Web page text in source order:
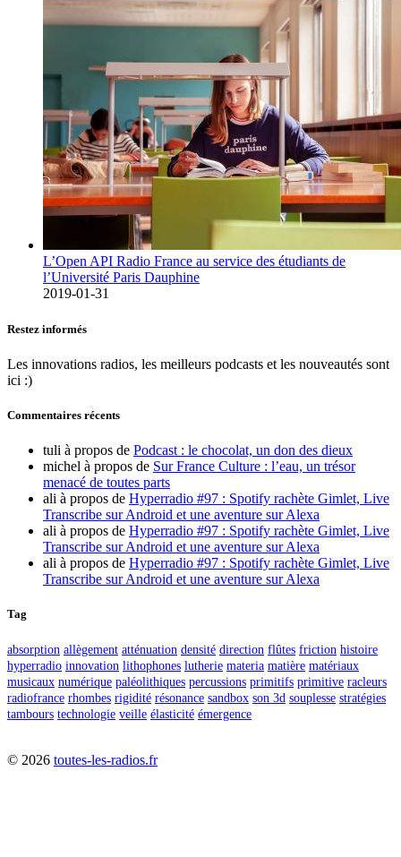
L’Open API Radio France au service des étudiants de
l’Université Paris Dauphine
2019-01-31
Restez informés
Les innovations radios, les meilleurs podcasts et les nouveautés sont
ici :)
Commentaires récents
tuli à propos de Podcast : le chocolat, un don des dieux
michel à propos de Sur France Culture : l’eau, un trésor
menacé de toutes parts
ali à propos de Hyperradio #97 : Spotify rachète Gimlet, Live
Transcribe sur Android et une aventure sur Alexa
ali à propos de Hyperradio #97 : Spotify rachète Gimlet, Live
Transcribe sur Android et une aventure sur Alexa
ali à propos de Hyperradio #97 : Spotify rachète Gimlet, Live
Transcribe sur Android et une aventure sur Alexa
Tag
absorption allègement atténuation densité direction flûtes friction histoire
hyperradio innovation lithophones lutherie materia matière matériaux
musicaux numérique paléolithiques percussions primitifs primitive racleurs
radiofrance rhombes rigidité résonance sandbox son 3d souplesse stratégies
tambours technologie veille élasticité émergence
© 2026 toutes-les-radios.fr